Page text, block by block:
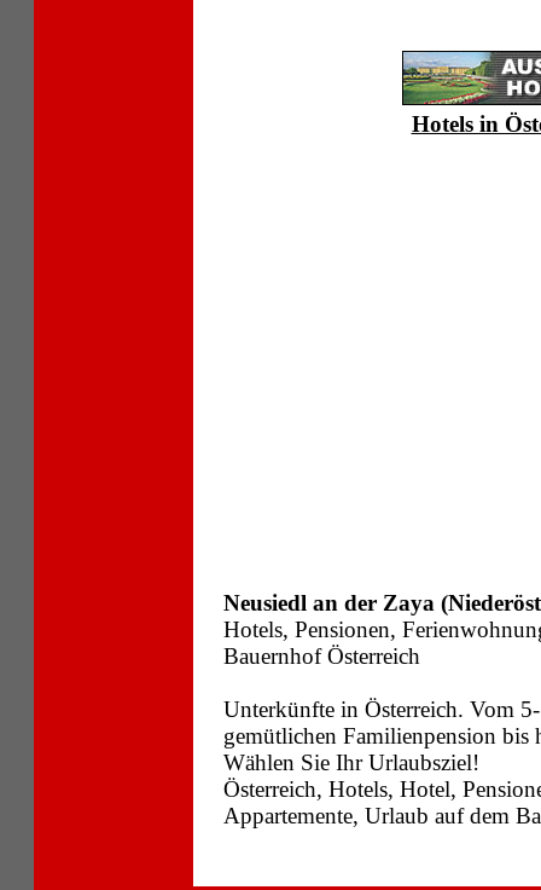
Hotels in
Neusiedl an der Zaya
Hotels, Pensionen,
Bauernhof Österreich
Unterkünfte in Österreich. Vom
gemütlichen Familienpension
Wählen Sie Ihr Urlaubsziel!
Österreich, Hotels, Hotel,
Appartemente, Urlaub auf dem